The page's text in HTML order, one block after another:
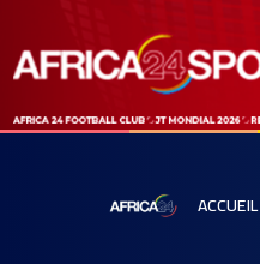
ACCUEIL